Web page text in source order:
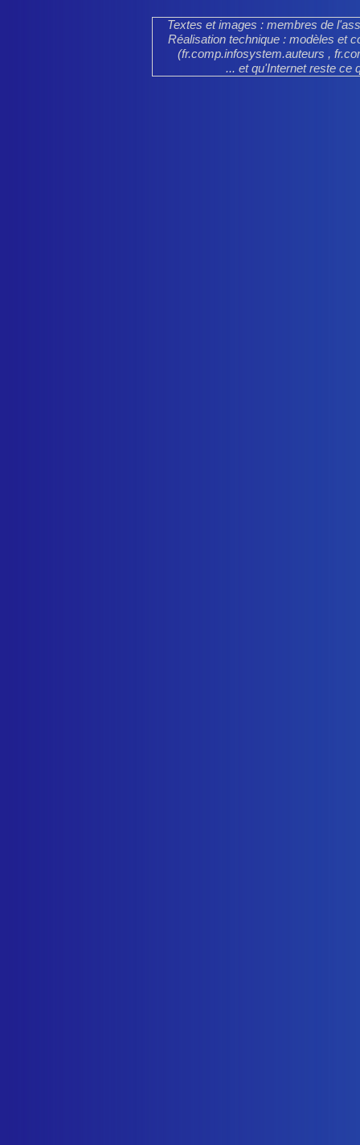
Textes et images : membres de
Réalisation technique : modèles et
(fr.comp.infosystem.auteurs ,
... et qu'Internet reste ce